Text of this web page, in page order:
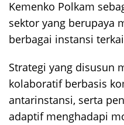
Kemenko Polkam
sektor yang berupaya
berbagai instansi
Strategi yang disusun
kolaboratif berbasis
antarinstansi, serta
adaptif menghadapi